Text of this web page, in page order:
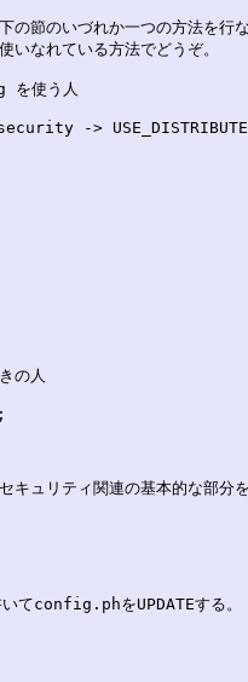
の節のいづれか一つの方法を行
いなれている方法でどうぞ。
を使う人
->
きの人
キュリティ関連の基本的な部分
いてconfig.phをUPDATEする